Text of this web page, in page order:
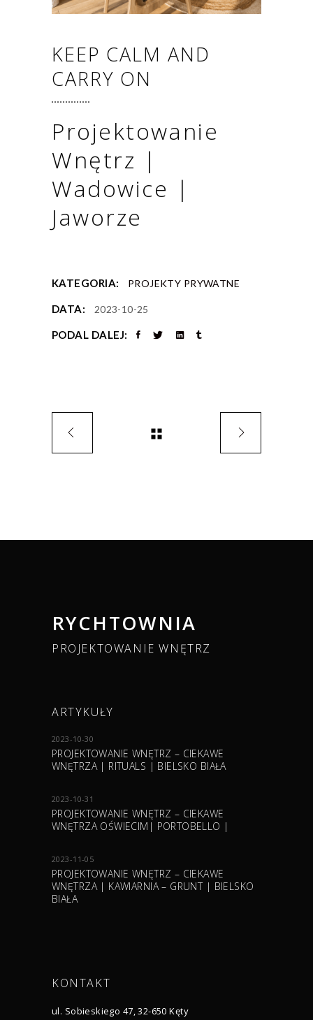
KEEP CALM AND
CARRY ON
Projektowanie
Wnętrz |
Wadowice |
Jaworze
KATEGORIA: PROJEKTY PRYWATNE
DATA: 2023-10-25
PODAL DALEJ:
RYCHTOWNIA
PROJEKTOWANIE WNĘTRZ
ARTYKUŁY
2023-10-30
PROJEKTOWANIE WNĘTRZ – CIEKAWE
WNĘTRZA | RITUALS | BIELSKO BIAŁA
2023-10-31
PROJEKTOWANIE WNĘTRZ – CIEKAWE
WNĘTRZA OŚWIECIM| PORTOBELLO |
2023-11-05
PROJEKTOWANIE WNĘTRZ – CIEKAWE
WNĘTRZA | KAWIARNIA – GRUNT | BIELSKO
BIAŁA
KONTAKT
ul. Sobieskiego 47, 32-650 Kęty